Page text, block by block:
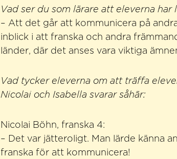
Vad ser du som lärare att eleverna
– Att det går att kommunicera på
inblick i att franska och andra
länder, där det anses vara viktiga
Vad tycker eleverna om att träffa
Nicolai och Isabella svarar såhär:
Nicolai Böhn, franska 4:
– Det var jätteroligt. Man lärde känna
franska för att kommunicera!